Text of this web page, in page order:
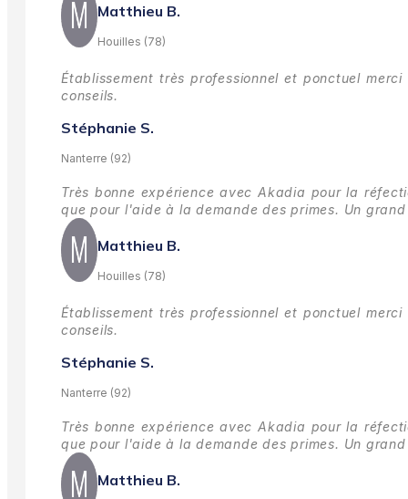
Matthieu B.
Houilles (78)
Établissement très professionnel et ponctuel
conseils.
Stéphanie S.
Nanterre (92)
Très bonne expérience avec Akadia pour la
que pour l'aide à la demande des primes. Un
Matthieu B.
Houilles (78)
Établissement très professionnel et ponctuel
conseils.
Stéphanie S.
Nanterre (92)
Très bonne expérience avec Akadia pour la
que pour l'aide à la demande des primes. Un
Matthieu B.